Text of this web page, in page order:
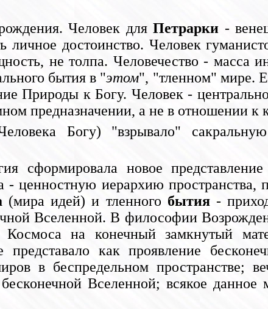
Человек дляПетрарки -
личное достоинство. Человек
не толпа. Человечество - масса
бытия в "этом", "тленном" мире.
Природы к Богу. Человек -
предназначении, а не в отношении к
Богу) "взрывало"
сформировала новое
ценностную иерархию пространства,
(мира идей) и тленного бытия-
Вселенной. В философии
Космоса на конечный замкнутый
как проявление
в беспредельном пространстве;
Вселенной; всякое данное